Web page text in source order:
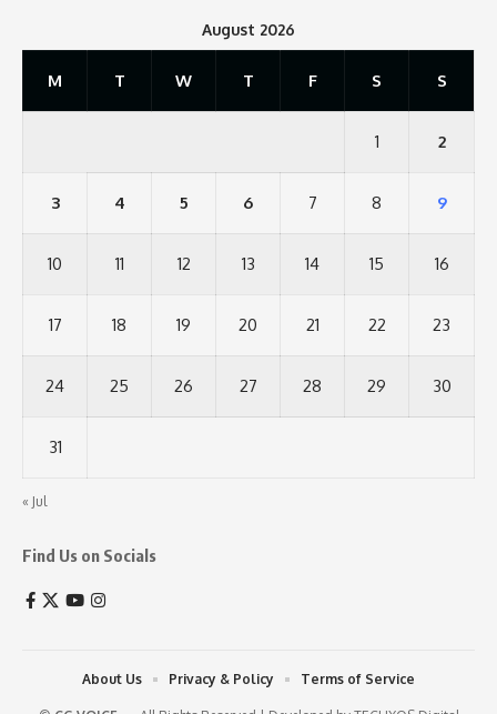
August 2026
M T W T F S S
1 2
3 4 5 6 7 8 9
10 11 12 13 14 15 16
17 18 19 20 21 22 23
24 25 26 27 28 29 30
31
« Jul
Find Us on Socials
About Us Privacy & Policy Terms of Service